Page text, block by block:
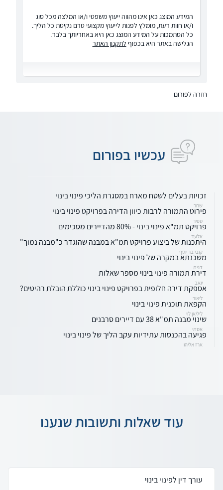
המידע המוצג כאן אינו מהווה ייעוץ משפטי ו/או המלצה מכל סוג
ו/או חוות דעת, מומלץ לפנות לייעוץ מקצועי טרם נקיטת כל הליך.
כל הסתמכות על המידע המוצג כאן היא באחריותך בלבד.
הגלישה באתר היא בכפוף לתקנון האתר
חזרה לפורום
עכשיו בפורום
זכויות בעלים לשטח מארח במסגרת הליכי פינוי בינוי
שחר
פירוט התמורה לרבות כיוון הדירה בפרויקט פינוי בינוי
ספיר
פרויקט תמ"א פינוי בינוי - 80% מהדיירים מסכימים
אלעד
היתכנות של ביצוע פרויקט תמ"א במבנה שהוגדר כ"מבנה נמוך"
קובי בר יוסף
משכנתא במקרה של פינוי בינוי
דנית
דירת תמורה פינוי בינוי מספר שאלות
יואב
אספקת דירה חלופית בפרויקט פינוי בינוי כוללת הובלת רהיטים?
ליאור
הקפאת תוכנית פינוי בינוי
ליליאן לוי
שינוי מבנה תמ"א 38 עם דיירים סרבנים
אסתי
פגיעה בהכנסות עתידיות עקב הליך של פינוי בינוי
ארז אליהו
עוד שאלות ותשובות שנענו
עורך דין לפינוי בינוי